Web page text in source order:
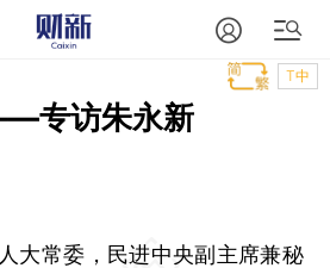
T中
专访朱永新
常委，民进中央副主席兼秘